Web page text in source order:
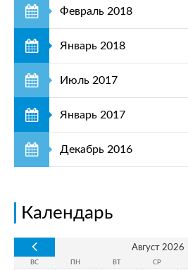
Февраль 2018
Январь 2018
Июль 2017
Январь 2017
Декабрь 2016
Календарь
Август 2026
ВС ПН ВТ СР